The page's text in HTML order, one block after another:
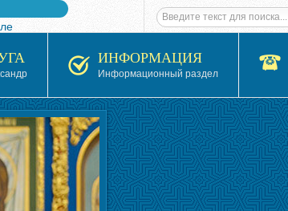
ИНФОРМАЦИЯ
Информационный раздел